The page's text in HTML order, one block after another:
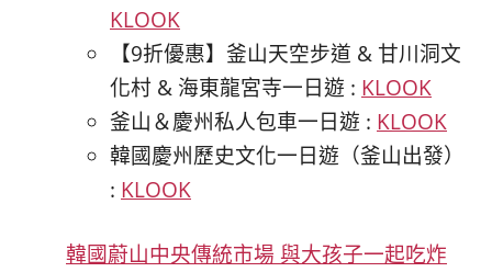
KLOOK
【9折優惠】釜山天空步道 & 甘川洞文
化村 & 海東龍宮寺一日遊 : KLOOK
釜山＆慶州私人包車一日遊 : KLOOK
韓國慶州歷史文化一日遊（釜山出發）
: KLOOK
韓國蔚山中央傳統市場 與大孩子一起吃炸